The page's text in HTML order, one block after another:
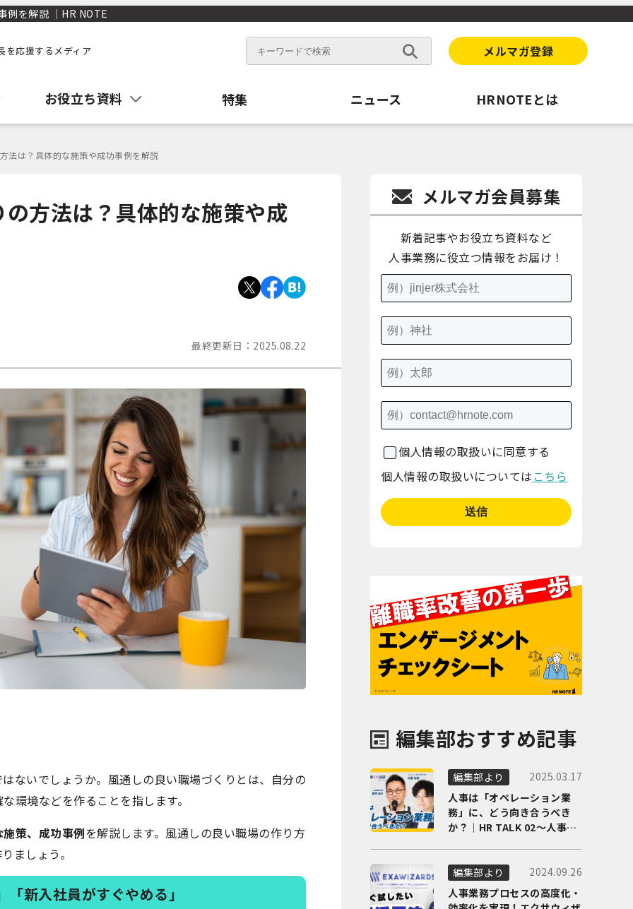
例を解説 ｜HR NOTE
を応援するメディア メルマガ登録
お役立ち資料 特集 ニュース HRNOTEとは
法は？具体的な施策や成功事例を解説
方法は？具体的な施策や成
最終更新日： 2025.08.22
ないでしょうか。風通しの良い職場づくりとは、自分の
環境などを作ることを指します。
策、成功事例を解説します。風通しの良い職場の作り方
ましょう。
新入社員がすぐやめる」
メルマガ会員募集
新着記事やお役立ち資料など
人事業務に役立つ情報をお届け！
個人情報の取扱いに同意する
個人情報の取扱いについては こちら
編集部おすすめ記事
編集部より
2025.03.17
人事は「オペレーション業
務」に、どう向き合うべき
か？｜HR TALK 02～人事DX
編集部より
2024.09.26
人事業務プロセスの高度化・